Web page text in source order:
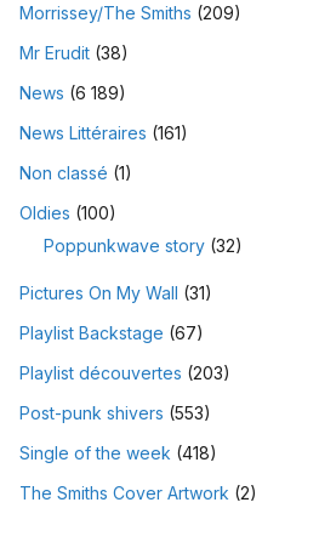
Morrissey/The Smiths (209)
Mr Erudit (38)
News (6 189)
News Littéraires (161)
Non classé (1)
Oldies (100)
Poppunkwave story (32)
Pictures On My Wall (31)
Playlist Backstage (67)
Playlist découvertes (203)
Post-punk shivers (553)
Single of the week (418)
The Smiths Cover Artwork (2)